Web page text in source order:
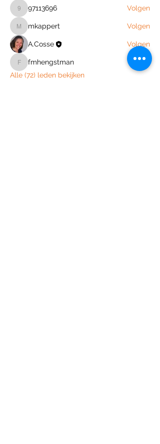
97113696
97113696 Volgen
mkappert
mkappert Volgen
A.Cosse Volgen
fmhengstman
fmhengstman
Volgen
Alle (72) leden bekijken